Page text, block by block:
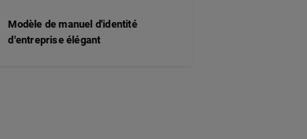
Modèle de manuel d'identité
d'entreprise élégant